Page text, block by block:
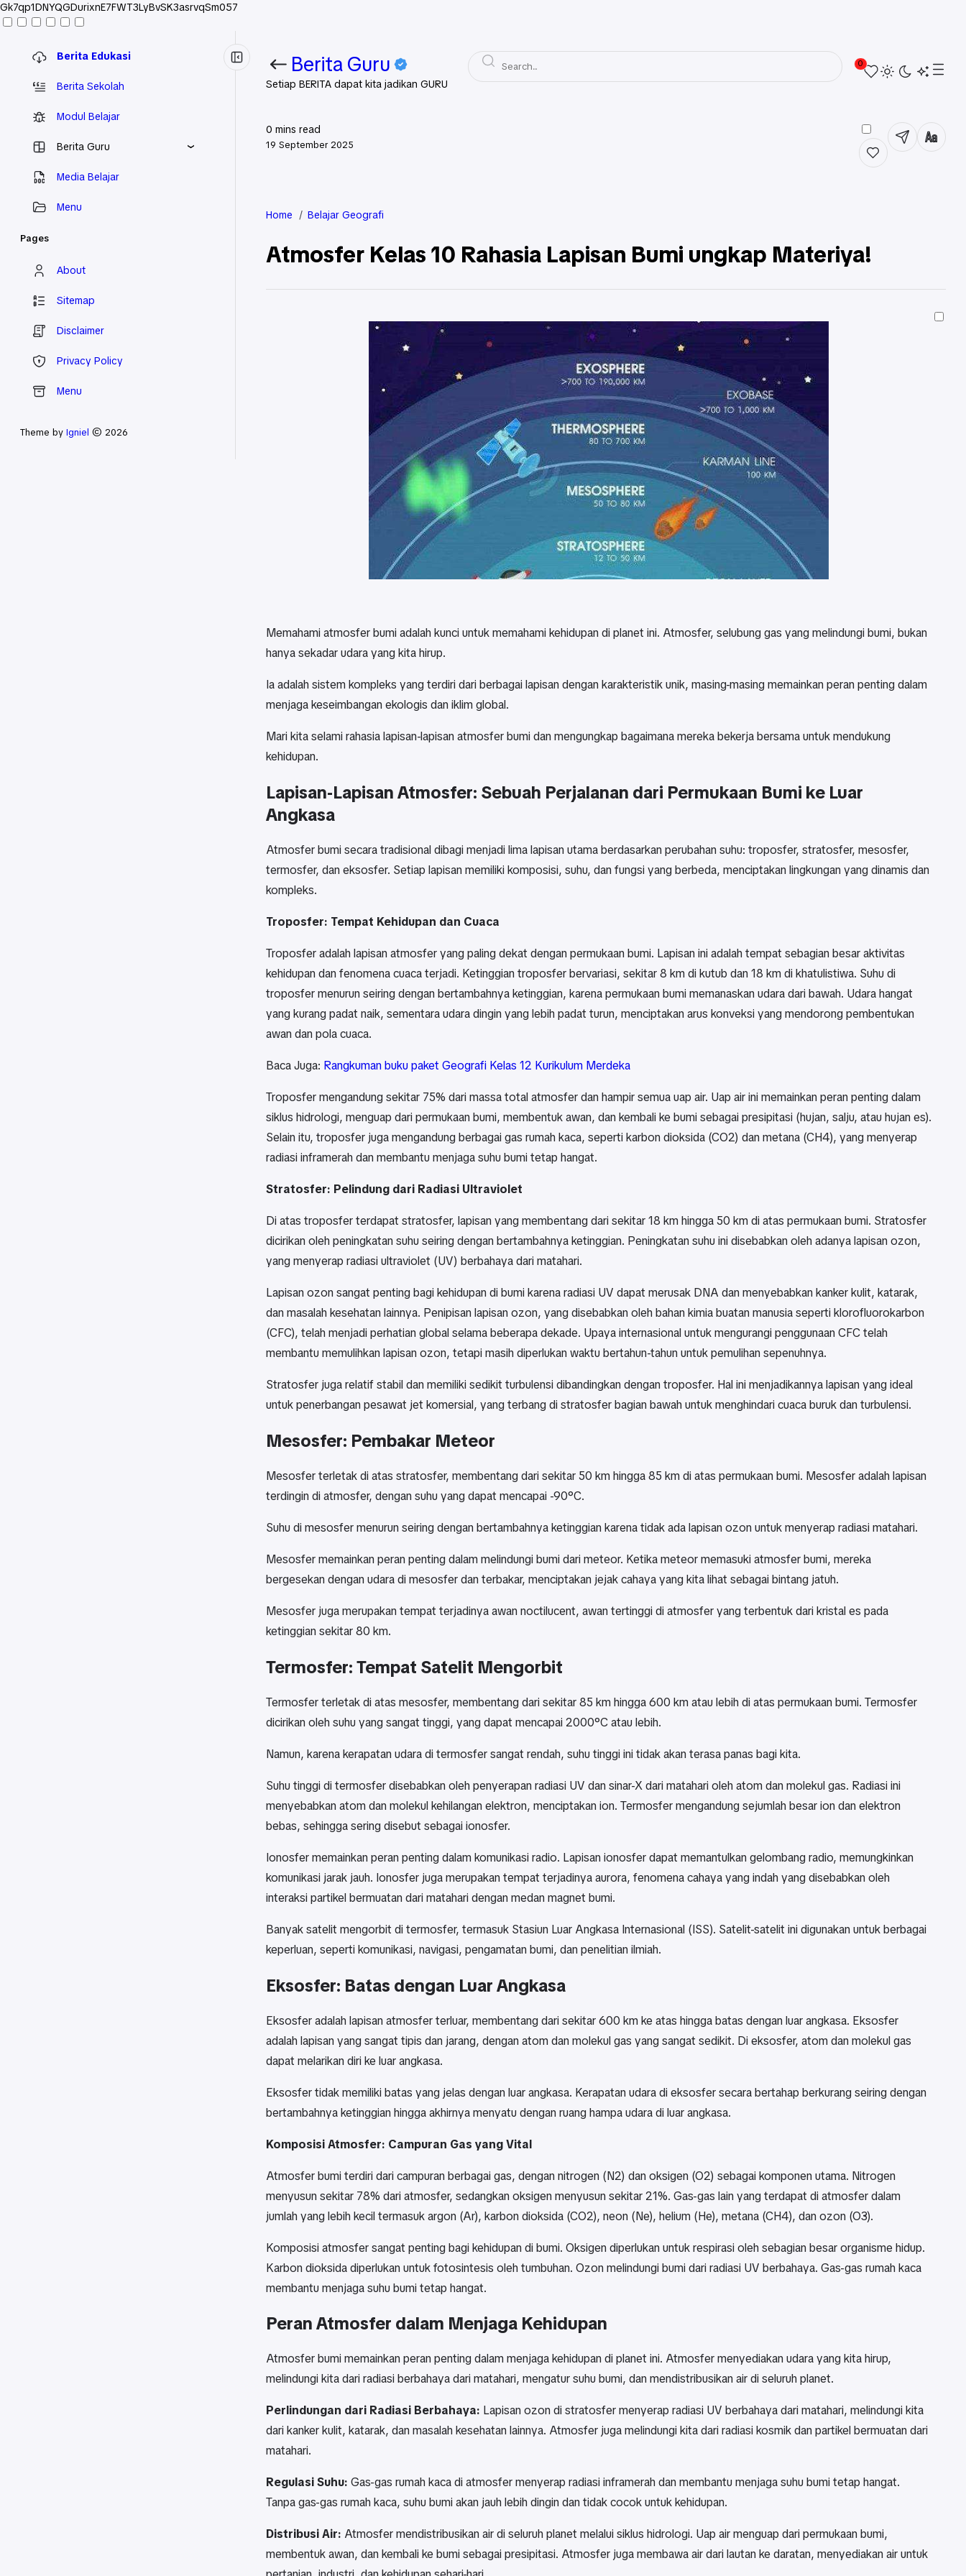
Gk7qp1DNYQGDurixnE7FWT3LyBvSK3asrvqSm057
Berita Edukasi
Berita Sekolah
Modul Belajar
Berita Guru
Media Belajar
Menu
Pages
About
Sitemap
Disclaimer
Privacy Policy
Menu
Theme by Igniel © 2026
Berita Guru
Setiap BERITA dapat kita jadikan GURU
0
0 mins read
19 September 2025
Home Belajar Geografi
Atmosfer Kelas 10 Rahasia Lapisan Bumi ungkap Materiya!
Memahami atmosfer bumi adalah kunci untuk memahami kehidupan di planet ini. Atmosfer, selubung gas yang melindungi bumi, bukan
hanya sekadar udara yang kita hirup.
Ia adalah sistem kompleks yang terdiri dari berbagai lapisan dengan karakteristik unik, masing-masing memainkan peran penting dalam
menjaga keseimbangan ekologis dan iklim global.
Mari kita selami rahasia lapisan-lapisan atmosfer bumi dan mengungkap bagaimana mereka bekerja bersama untuk mendukung
kehidupan.
Lapisan-Lapisan Atmosfer: Sebuah Perjalanan dari Permukaan Bumi ke Luar
Angkasa
Atmosfer bumi secara tradisional dibagi menjadi lima lapisan utama berdasarkan perubahan suhu: troposfer, stratosfer, mesosfer,
termosfer, dan eksosfer. Setiap lapisan memiliki komposisi, suhu, dan fungsi yang berbeda, menciptakan lingkungan yang dinamis dan
kompleks.
Troposfer: Tempat Kehidupan dan Cuaca
Troposfer adalah lapisan atmosfer yang paling dekat dengan permukaan bumi. Lapisan ini adalah tempat sebagian besar aktivitas
kehidupan dan fenomena cuaca terjadi. Ketinggian troposfer bervariasi, sekitar 8 km di kutub dan 18 km di khatulistiwa. Suhu di
troposfer menurun seiring dengan bertambahnya ketinggian, karena permukaan bumi memanaskan udara dari bawah. Udara hangat
yang kurang padat naik, sementara udara dingin yang lebih padat turun, menciptakan arus konveksi yang mendorong pembentukan
awan dan pola cuaca.
Baca Juga: Rangkuman buku paket Geografi Kelas 12 Kurikulum Merdeka
Troposfer mengandung sekitar 75% dari massa total atmosfer dan hampir semua uap air. Uap air ini memainkan peran penting dalam
siklus hidrologi, menguap dari permukaan bumi, membentuk awan, dan kembali ke bumi sebagai presipitasi (hujan, salju, atau hujan es).
Selain itu, troposfer juga mengandung berbagai gas rumah kaca, seperti karbon dioksida (CO2) dan metana (CH4), yang menyerap
radiasi inframerah dan membantu menjaga suhu bumi tetap hangat.
Stratosfer: Pelindung dari Radiasi Ultraviolet
Di atas troposfer terdapat stratosfer, lapisan yang membentang dari sekitar 18 km hingga 50 km di atas permukaan bumi. Stratosfer
dicirikan oleh peningkatan suhu seiring dengan bertambahnya ketinggian. Peningkatan suhu ini disebabkan oleh adanya lapisan ozon,
yang menyerap radiasi ultraviolet (UV) berbahaya dari matahari.
Lapisan ozon sangat penting bagi kehidupan di bumi karena radiasi UV dapat merusak DNA dan menyebabkan kanker kulit, katarak,
dan masalah kesehatan lainnya. Penipisan lapisan ozon, yang disebabkan oleh bahan kimia buatan manusia seperti klorofluorokarbon
(CFC), telah menjadi perhatian global selama beberapa dekade. Upaya internasional untuk mengurangi penggunaan CFC telah
membantu memulihkan lapisan ozon, tetapi masih diperlukan waktu bertahun-tahun untuk pemulihan sepenuhnya.
Stratosfer juga relatif stabil dan memiliki sedikit turbulensi dibandingkan dengan troposfer. Hal ini menjadikannya lapisan yang ideal
untuk penerbangan pesawat jet komersial, yang terbang di stratosfer bagian bawah untuk menghindari cuaca buruk dan turbulensi.
Mesosfer: Pembakar Meteor
Mesosfer terletak di atas stratosfer, membentang dari sekitar 50 km hingga 85 km di atas permukaan bumi. Mesosfer adalah lapisan
terdingin di atmosfer, dengan suhu yang dapat mencapai -90°C.
Suhu di mesosfer menurun seiring dengan bertambahnya ketinggian karena tidak ada lapisan ozon untuk menyerap radiasi matahari.
Mesosfer memainkan peran penting dalam melindungi bumi dari meteor. Ketika meteor memasuki atmosfer bumi, mereka
bergesekan dengan udara di mesosfer dan terbakar, menciptakan jejak cahaya yang kita lihat sebagai bintang jatuh.
Mesosfer juga merupakan tempat terjadinya awan noctilucent, awan tertinggi di atmosfer yang terbentuk dari kristal es pada
ketinggian sekitar 80 km.
Termosfer: Tempat Satelit Mengorbit
Termosfer terletak di atas mesosfer, membentang dari sekitar 85 km hingga 600 km atau lebih di atas permukaan bumi. Termosfer
dicirikan oleh suhu yang sangat tinggi, yang dapat mencapai 2000°C atau lebih.
Namun, karena kerapatan udara di termosfer sangat rendah, suhu tinggi ini tidak akan terasa panas bagi kita.
Suhu tinggi di termosfer disebabkan oleh penyerapan radiasi UV dan sinar-X dari matahari oleh atom dan molekul gas. Radiasi ini
menyebabkan atom dan molekul kehilangan elektron, menciptakan ion. Termosfer mengandung sejumlah besar ion dan elektron
bebas, sehingga sering disebut sebagai ionosfer.
Ionosfer memainkan peran penting dalam komunikasi radio. Lapisan ionosfer dapat memantulkan gelombang radio, memungkinkan
komunikasi jarak jauh. Ionosfer juga merupakan tempat terjadinya aurora, fenomena cahaya yang indah yang disebabkan oleh
interaksi partikel bermuatan dari matahari dengan medan magnet bumi.
Banyak satelit mengorbit di termosfer, termasuk Stasiun Luar Angkasa Internasional (ISS). Satelit-satelit ini digunakan untuk berbagai
keperluan, seperti komunikasi, navigasi, pengamatan bumi, dan penelitian ilmiah.
Eksosfer: Batas dengan Luar Angkasa
Eksosfer adalah lapisan atmosfer terluar, membentang dari sekitar 600 km ke atas hingga batas dengan luar angkasa. Eksosfer
adalah lapisan yang sangat tipis dan jarang, dengan atom dan molekul gas yang sangat sedikit. Di eksosfer, atom dan molekul gas
dapat melarikan diri ke luar angkasa.
Eksosfer tidak memiliki batas yang jelas dengan luar angkasa. Kerapatan udara di eksosfer secara bertahap berkurang seiring dengan
bertambahnya ketinggian hingga akhirnya menyatu dengan ruang hampa udara di luar angkasa.
Komposisi Atmosfer: Campuran Gas yang Vital
Atmosfer bumi terdiri dari campuran berbagai gas, dengan nitrogen (N2) dan oksigen (O2) sebagai komponen utama. Nitrogen
menyusun sekitar 78% dari atmosfer, sedangkan oksigen menyusun sekitar 21%. Gas-gas lain yang terdapat di atmosfer dalam
jumlah yang lebih kecil termasuk argon (Ar), karbon dioksida (CO2), neon (Ne), helium (He), metana (CH4), dan ozon (O3).
Komposisi atmosfer sangat penting bagi kehidupan di bumi. Oksigen diperlukan untuk respirasi oleh sebagian besar organisme hidup.
Karbon dioksida diperlukan untuk fotosintesis oleh tumbuhan. Ozon melindungi bumi dari radiasi UV berbahaya. Gas-gas rumah kaca
membantu menjaga suhu bumi tetap hangat.
Peran Atmosfer dalam Menjaga Kehidupan
Atmosfer bumi memainkan peran penting dalam menjaga kehidupan di planet ini. Atmosfer menyediakan udara yang kita hirup,
melindungi kita dari radiasi berbahaya dari matahari, mengatur suhu bumi, dan mendistribusikan air di seluruh planet.
Perlindungan dari Radiasi Berbahaya: Lapisan ozon di stratosfer menyerap radiasi UV berbahaya dari matahari, melindungi kita
dari kanker kulit, katarak, dan masalah kesehatan lainnya. Atmosfer juga melindungi kita dari radiasi kosmik dan partikel bermuatan dari
matahari.
Regulasi Suhu: Gas-gas rumah kaca di atmosfer menyerap radiasi inframerah dan membantu menjaga suhu bumi tetap hangat.
Tanpa gas-gas rumah kaca, suhu bumi akan jauh lebih dingin dan tidak cocok untuk kehidupan.
Distribusi Air: Atmosfer mendistribusikan air di seluruh planet melalui siklus hidrologi. Uap air menguap dari permukaan bumi,
membentuk awan, dan kembali ke bumi sebagai presipitasi. Atmosfer juga membawa air dari lautan ke daratan, menyediakan air untuk